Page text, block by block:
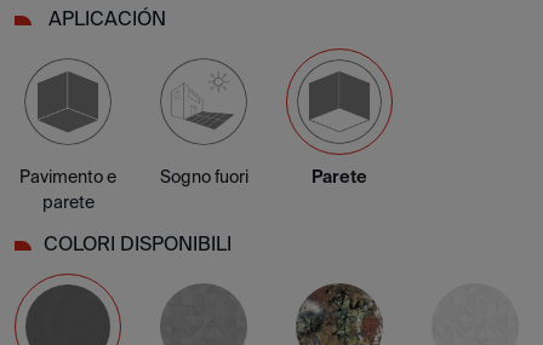
APLICACIÓN
Pavimento e
parete
Sogno fuori Parete
COLORI DISPONIBILI